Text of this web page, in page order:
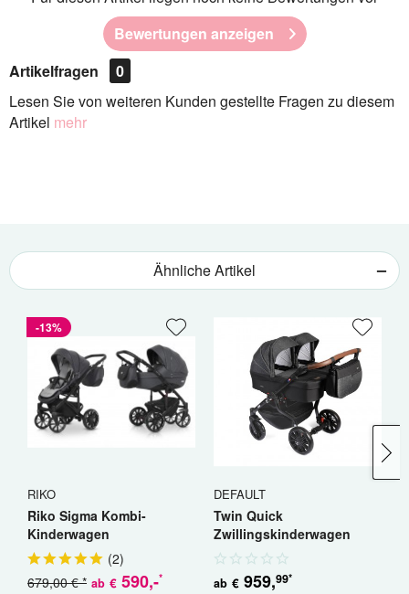
Bewertungen anzeigen
Artikelfragen
0
Lesen Sie von weiteren Kunden gestellte Fragen zu diesem
Artikel mehr
Ähnliche Artikel
-13%
RIKO
Riko Sigma Kombi-
Kinderwagen
(2)
ab € 590,-*
679,00 € *
DEFAULT
Twin Quick
Zwillingskinderwagen
Geschwisterwagen
ab € 959,99*